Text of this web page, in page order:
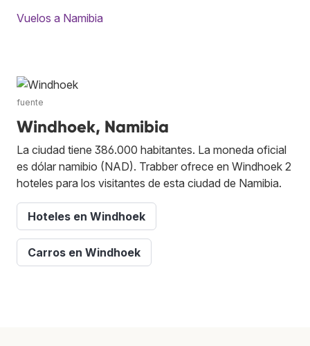
Vuelos a Namibia
fuente
Windhoek, Namibia
La ciudad tiene 386.000 habitantes. La moneda oficial
es dólar namibio (NAD). Trabber ofrece en Windhoek 2
hoteles para los visitantes de esta ciudad de Namibia.
Hoteles en Windhoek
Carros en Windhoek